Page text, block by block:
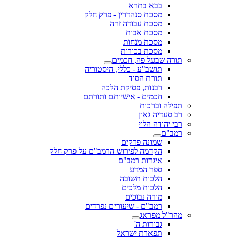
בבא בתרא
מסכת סנהדרין - פרק חלק
מסכת עבודה זרה
מסכת אבות
מסכת מנחות
מסכת בכורות
תורה שבעל פה, חכמים
תושב"ע - כללי, היסטוריה
תורת הסוד
רבנות, פסיקת הלכה
חכמים - אישיותם ותורתם
תפילה וברכות
רב סעדיה גאון
רבי יהודה הלוי
רמב"ם
שמונה פרקים
הקדמה לפירוש הרמב"ם על פרק חלק
איגרות רמב"ם
ספר המדע
הלכות תשובה
הלכות מלכים
מורה נבוכים
רמב"ם - שיעורים נפרדים
מהר"ל מפראג
גבורות ה'
תפארת ישראל